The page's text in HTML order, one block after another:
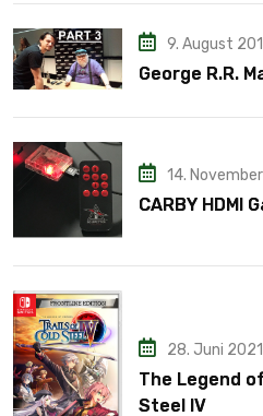
9. August
George R.R.
14.
CARBY HDMI
28. Juni 2021
The Legend
Steel IV